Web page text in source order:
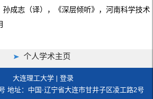
孙成志（译），《深层倾听》，河南科学技术
个人学术主页
大连理工大学 | 登录
地址：中国·辽宁省大连市甘井子区凌工路2号